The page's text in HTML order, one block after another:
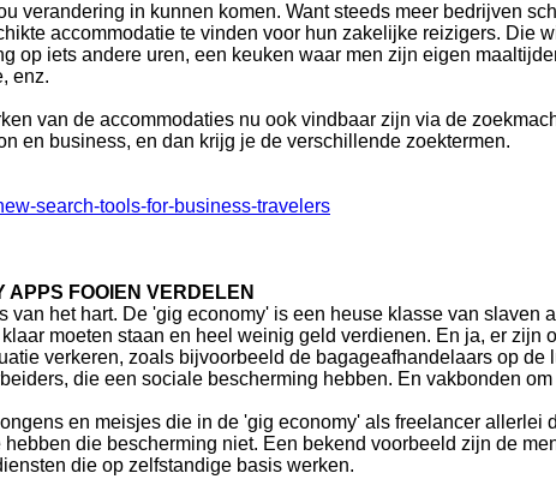
verandering in kunnen komen. Want steeds meer bedrijven
accommodatie te vinden voor hun zakelijke reizigers. Die
op iets andere uren, een keuken waar men zijn eigen
enz.
van de accommodaties nu ook vindbaar zijn via de
en business, en dan krijg je de verschillende zoektermen.
search-tools-for-business-travelers
FOOIEN VERDELEN
van het hart. De 'gig economy' is een heuse klasse van slaven
moeten staan en heel weinig geld verdienen. En ja, er zijn
verkeren, zoals bijvoorbeeld de bagageafhandelaars op de
die een sociale bescherming hebben. En vakbonden
en meisjes die in de 'gig economy' als freelancer allerlei
hebben die bescherming niet. Een bekend voorbeeld zijn de
die op zelfstandige basis werken.